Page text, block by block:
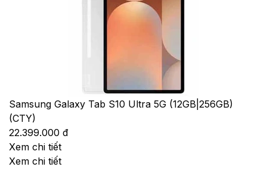
Samsung Galaxy Tab S10 Ultra 5G (12GB|256GB)
(CTY)
22.399.000 đ
Xem chi tiết
Xem chi tiết